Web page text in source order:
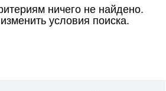
ничего не найдено.
условия поиска.